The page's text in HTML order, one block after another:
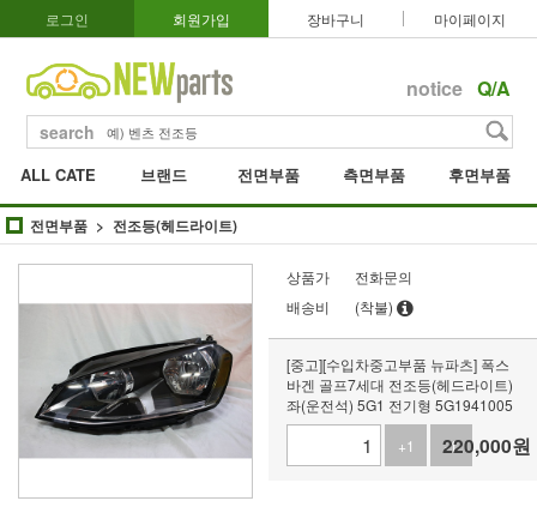
로그인 회원가입 장바구니 마이페이지
notice Q/A
search
ALL CATE 브랜드 전면부품 측면부품 후면부품
전면부품 전조등(헤드라이트)
상품가
전화문의
배송비
(착불)
[중고][수입차중고부품 뉴파츠] 폭스
바겐 골프7세대 전조등(헤드라이트)
좌(운전석) 5G1 전기형 5G1941005
+1
-1
220,000원